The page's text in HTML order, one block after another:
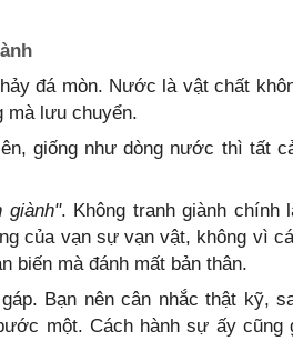
đá mòn. Nước là vật chất
mà lưu chuyển.
giống như dòng nước thì tất
giành". Không tranh giành chính
của vạn sự vạn vật, không vì
biến mà đánh mất bản thân.
Bạn nên cân nhắc thật kỹ,
một. Cách hành sự ấy cũng